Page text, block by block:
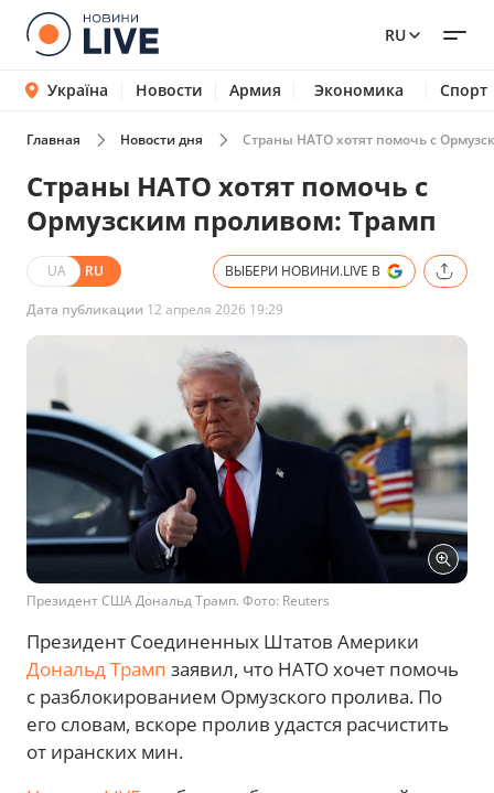
RU
Україна Новости Армия Экономика Спорт
Главная Новости дня Страны НАТО хотят помочь с
Страны НАТО хотят помочь с
Ормузским проливом: Трамп
UA RU ВЫБЕРИ НОВИНИ.LIVE В
Дата публикации 12 апреля 2026 19:29
Президент США Дональд Трамп. Фото: Reuters
Президент Соединенных Штатов Америки
Дональд Трамп заявил, что НАТО хочет помочь
с разблокированием Ормузского пролива. По
его словам, вскоре пролив удастся расчистить
от иранских мин.